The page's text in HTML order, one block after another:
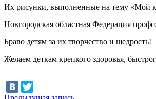
Их рисунки, выполненные на тему «Мой
Новгородская областная Федерация
Браво детям за их творчество и щедрость!
Желаем деткам крепкого здоровья,
Предыдущая